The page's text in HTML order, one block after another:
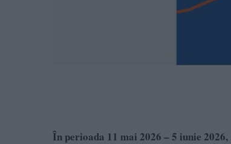
În perioada 11 mai 2026 – 5 iunie